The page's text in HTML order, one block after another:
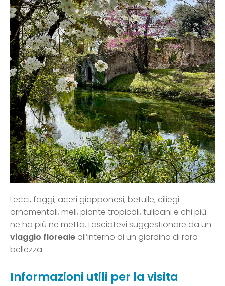
Lecci, faggi, aceri giapponesi, betulle, ciliegi
ornamentali, meli, piante tropicali, tulipani e chi più
ne ha più ne metta. Lasciatevi suggestionare da un
viaggio floreale all’interno di un giardino di rara
bellezza.
Informazioni utili per la visita